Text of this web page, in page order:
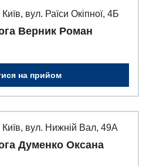
Київ, вул. Раїси Окіпної, 4Б
Верник Роман
на прийом
Київ, вул. Нижній Вал, 49А
Думенко Оксана